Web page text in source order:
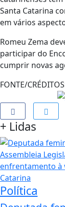
Santa Catarina
em vários
Romeu Zema
participar do
cumprir novas
FONTE/
+ Lidas
Política